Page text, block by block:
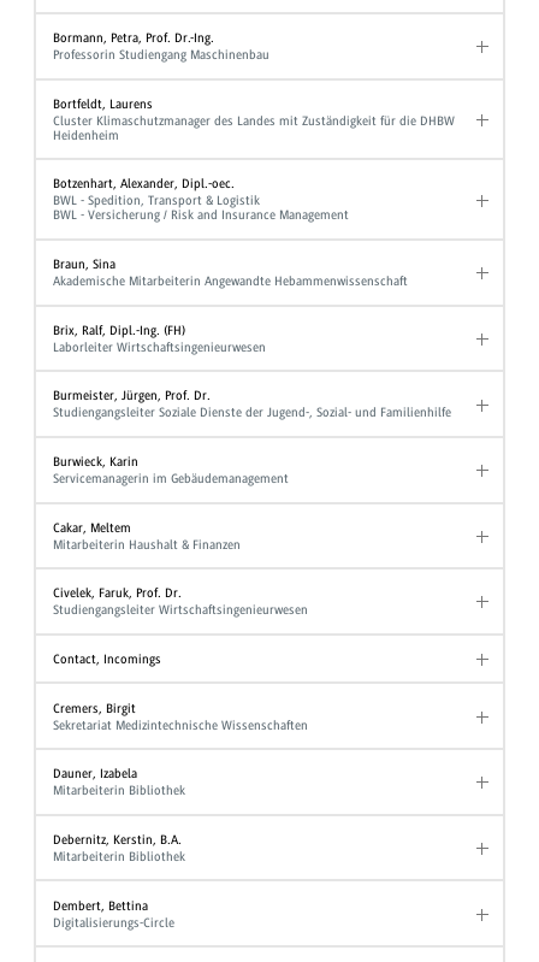
Bormann, Petra, Prof. Dr.-Ing.
Professorin Studiengang Maschinenbau
Bortfeldt, Laurens
Cluster Klimaschutzmanager des Landes mit Zuständigkeit für die DHBW
Heidenheim
Botzenhart, Alexander, Dipl.-oec.
BWL - Spedition, Transport & Logistik
BWL - Versicherung / Risk and Insurance Management
Braun, Sina
Akademische Mitarbeiterin Angewandte Hebammenwissenschaft
Brix, Ralf, Dipl.-Ing. (FH)
Laborleiter Wirtschaftsingenieurwesen
Burmeister, Jürgen, Prof. Dr.
Studiengangsleiter Soziale Dienste der Jugend-, Sozial- und Familienhilfe
Burwieck, Karin
Servicemanagerin im Gebäudemanagement
Cakar, Meltem
Mitarbeiterin Haushalt & Finanzen
Civelek, Faruk, Prof. Dr.
Studiengangsleiter Wirtschaftsingenieurwesen
Contact, Incomings
Cremers, Birgit
Sekretariat Medizintechnische Wissenschaften
Dauner, Izabela
Mitarbeiterin Bibliothek
Debernitz, Kerstin, B.A.
Mitarbeiterin Bibliothek
Dembert, Bettina
Digitalisierungs-Circle